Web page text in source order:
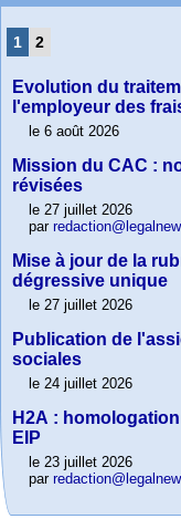
1 2
Evolution du
l'employeur des
le 6 août 2026
Mission du CAC :
révisées
le 27 juillet 2026
par
Mise à jour de la
dégressive unique
le 27 juillet 2026
Publication de
sociales
le 24 juillet 2026
H2A :
EIP
le 23 juillet 2026
par